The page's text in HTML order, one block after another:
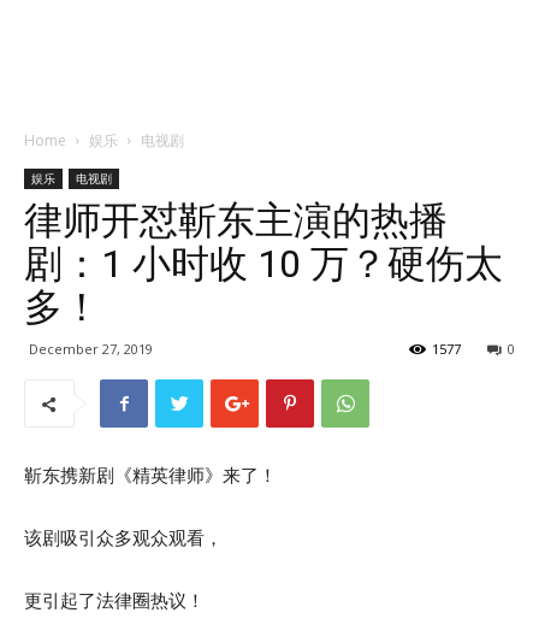
Home 娱乐 电视剧
娱乐 电视剧
律师开怼靳东主演的热播
剧：1 小时收 10 万？硬伤太
多！
December 27, 2019 0
1577
靳东携新剧《精英律师》来了！
该剧吸引众多观众观看，
更引起了法律圈热议！